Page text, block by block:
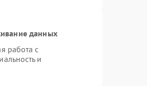
данных
работа с
и